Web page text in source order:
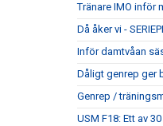
Tränare IMO inför
Då åker vi -
Inför damtvåan
Dåligt genrep ger
Genrep /
USM F18: Ett av